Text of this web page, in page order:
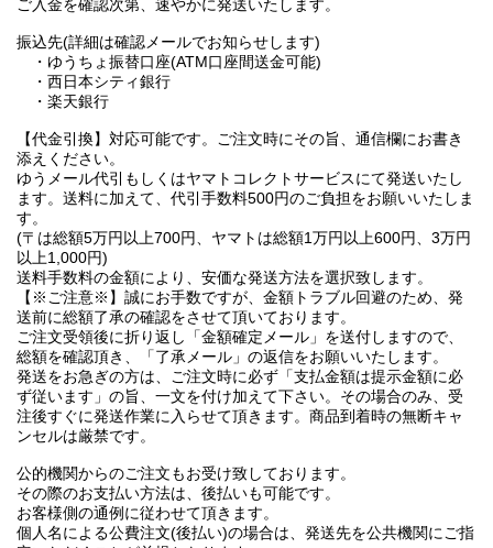
ご入金を確認次第、速やかに発送いたします。
振込先(詳細は確認メールでお知らせします)
・ゆうちょ振替口座(ATM口座間送金可能)
・西日本シティ銀行
・楽天銀行
【代金引換】対応可能です。ご注文時にその旨、通信欄にお書き
添えください。
ゆうメール代引もしくはヤマトコレクトサービスにて発送いたし
ます。送料に加えて、代引手数料500円のご負担をお願いいたしま
す。
(〒は総額5万円以上700円、ヤマトは総額1万円以上600円、3万円
以上1,000円)
送料手数料の金額により、安価な発送方法を選択致します。
【※ご注意※】誠にお手数ですが、金額トラブル回避のため、発
送前に総額了承の確認をさせて頂いております。
ご注文受領後に折り返し「金額確定メール」を送付しますので、
総額を確認頂き、「了承メール」の返信をお願いいたします。
発送をお急ぎの方は、ご注文時に必ず「支払金額は提示金額に必
ず従います」の旨、一文を付け加えて下さい。その場合のみ、受
注後すぐに発送作業に入らせて頂きます。商品到着時の無断キャ
ンセルは厳禁です。
公的機関からのご注文もお受け致しております。
その際のお支払い方法は、後払いも可能です。
お客様側の通例に従わせて頂きます。
個人名による公費注文(後払い)の場合は、発送先を公共機関にご指